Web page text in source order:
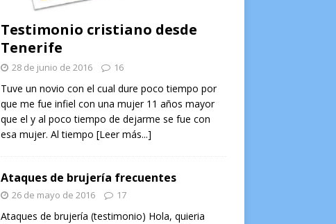
Testimonio cristiano desde
Tenerife
28 de junio de 2016 16
Tuve un novio con el cual dure poco tiempo por
que me fue infiel con una mujer 11 años mayor
que el y al poco tiempo de dejarme se fue con
esa mujer. Al tiempo [Leer más...]
Ataques de brujería frecuentes
26 de mayo de 2016 17
Ataques de brujería (testimonio) Hola, quieria